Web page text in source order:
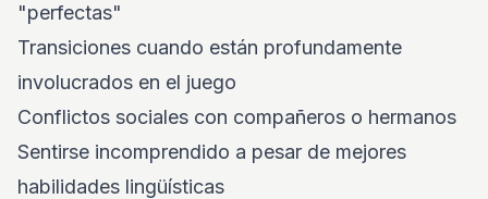
"perfectas"
Transiciones cuando están profundamente
involucrados en el juego
Conflictos sociales con compañeros o hermanos
Sentirse incomprendido a pesar de mejores
habilidades lingüísticas